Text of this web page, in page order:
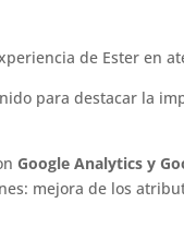
de Ester en
para destacar la
Google Analytics y
mejora de los